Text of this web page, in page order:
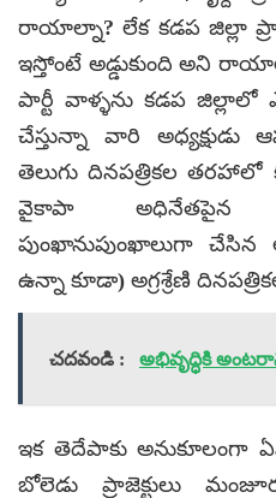
రాయాల్నా? లేక కడప జిల్లా
ఇస్తోంటే అడ్డుకుంది అని
పార్టీ వాళ్ళను కడప జిల్లాలో
చేస్తున్నా వారి అధ్యక్షుడు
తెలుగు దినపత్రికల
వైకాపా అధినేతపైన
పుంఖానుపుంఖాలుగా చేసిన
ఉన్నా కూడా) అగ్రశ్రేణి
చదవండి : అభివృద్ధికి
ఇక తెదేపాకు అనుకూలంగా
బోలెడు ప్రాజెక్టులు